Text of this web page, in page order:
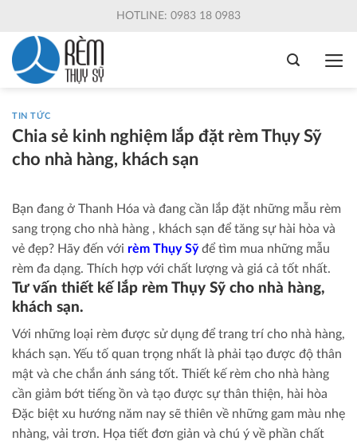
content
HOTLINE: 0983 18 0983
TIN TỨC
Chia sẻ kinh nghiệm lắp đặt rèm Thụy Sỹ
cho nhà hàng, khách sạn
Bạn đang ở Thanh Hóa và đang cần lắp đặt những mẫu rèm
sang trọng cho nhà hàng , khách sạn để tăng sự hài hòa và
vẻ đẹp? Hãy đến với rèm Thụy Sỹđể tìm mua những mẫu
rèm đa dạng. Thích hợp với chất lượng và giá cả tốt nhất.
Tư vấn thiết kế lắp rèm Thụy Sỹ cho nhà hàng,
khách sạn.
Với những loại rèm được sử dụng để trang trí cho nhà hàng,
khách sạn. Yếu tố quan trọng nhất là phải tạo được độ thân
mật và che chắn ánh sáng tốt. Thiết kế rèm cho nhà hàng
cần giảm bớt tiếng ồn và tạo được sự thân thiện, hài hòa
Đặc biệt xu hướng năm nay sẽ thiên về những gam màu nhẹ
nhàng, vải trơn. Họa tiết đơn giản và chú ý về phần chất